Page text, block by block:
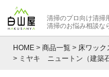
清掃のプロ向け清掃
清掃のお悩み相談な
HOME 商品一覧
床ワック
ミヤキ ニュートン（建築